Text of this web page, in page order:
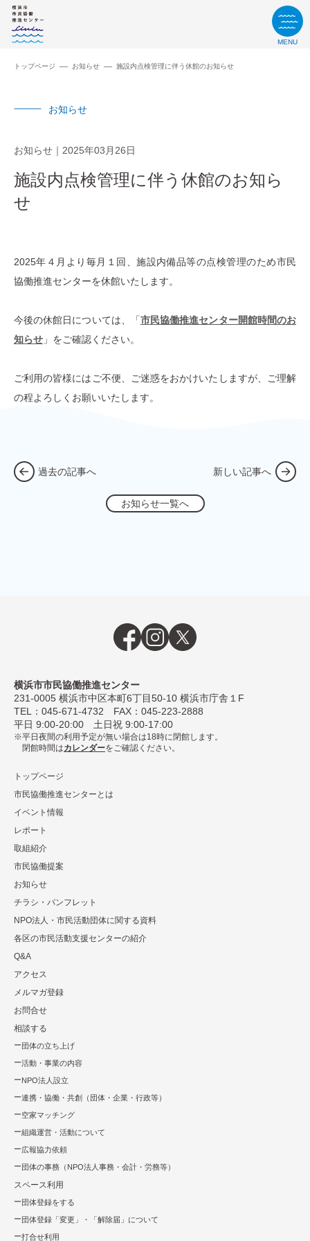
MENU
トップページ お知らせ 施設内点検管理に伴う休館のお知らせ
お知らせ
お知らせ 2025年03月26日
施設内点検管理に伴う休館のお知ら
せ
2025年４月より毎月１回、施設内備品等の点検管理のため市民
協働推進センターを休館いたします。
今後の休館日については、「市民協働推進センター開館時間のお
知らせ 」をご確認ください。
ご利用の皆様にはご不便、ご迷惑をおかけいたしますが、ご理解
の程よろしくお願いいたします。
過去の記事へ
お知らせ一覧へ
新しい記事へ
横浜市市民協働推進センター
231-0005 横浜市中区本町6丁⽬50-10 横浜市庁舎１F
TEL： 045-671-4732 FAX：045-223-2888
平⽇ 9:00-20:00 ⼟⽇祝 9:00-17:00
平日夜間の利用予定が無い場合は18時に閉館します。
閉館時間はカレンダーをご確認ください。
トップページ
市民協働推進センターとは
イベント情報
レポート
取組紹介
市⺠協働提案
お知らせ
チラシ・パンフレット
NPO法⼈・市⺠活動団体に関する資料
各区の市⺠活動⽀援センターの紹介
Q&A
アクセス
メルマガ登録
お問合せ
相談する
団体の立ち上げ
活動・事業の内容
NPO法⼈設⽴
連携・協働・共創（団体・企業・⾏政等）
空家マッチング
組織運営・活動について
広報協⼒依頼
団体の事務（NPO法人事務・会計・労務等）
スペース利用
団体登録をする
団体登録「変更」・「解除届」について
打合せ利用